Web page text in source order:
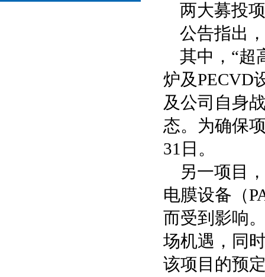
两大募投
公告指出
其中，“超
炉及PECVD
及公司自身
态。为确保
31日。
另一项目
电膜设备（
而受到影响
场机遇，同
该项目的预